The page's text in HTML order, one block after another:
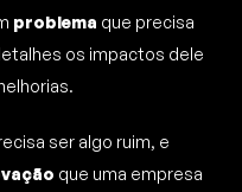
problema que precisa
os impactos dele
ser algo ruim, e
que uma empresa